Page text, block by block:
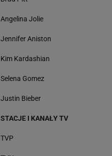
Angelina Jolie
Jennifer Aniston
Kim Kardashian
Selena Gomez
Justin Bieber
STACJE I KANAŁY TV
TVP